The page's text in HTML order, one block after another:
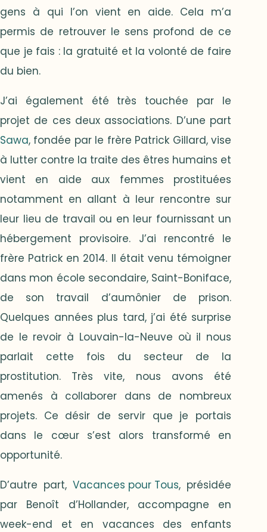
gens à qui l’on vient en aide. Cela m’a
permis de retrouver le sens profond de ce
que je fais : la gratuité et la volonté de faire
du bien.
J’ai également été très touchée par le
projet de ces deux associations. D’une part
Sawa, fondée par le frère Patrick Gillard, vise
à lutter contre la traite des êtres humains et
vient en aide aux femmes prostituées
notamment en allant à leur rencontre sur
leur lieu de travail ou en leur fournissant un
hébergement provisoire. J’ai rencontré le
frère Patrick en 2014. Il était venu témoigner
dans mon école secondaire, Saint-Boniface,
de son travail d’aumônier de prison.
Quelques années plus tard, j’ai été surprise
de le revoir à Louvain-la-Neuve où il nous
parlait cette fois du secteur de la
prostitution. Très vite, nous avons été
amenés à collaborer dans de nombreux
projets. Ce désir de servir que je portais
dans le cœur s’est alors transformé en
opportunité.
D’autre part, Vacances pour Tous, présidée
par Benoît d’Hollander, accompagne en
week-end et en vacances des enfants